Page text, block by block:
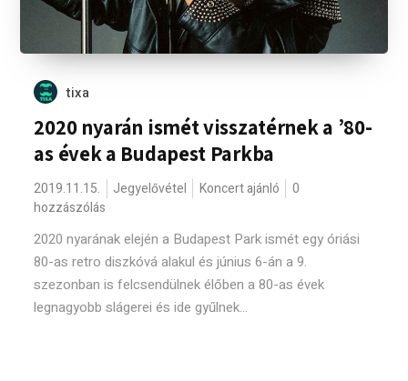
tixa
2020 nyarán ismét visszatérnek a ’80-
as évek a Budapest Parkba
2019.11.15. Jegyelővétel Koncert ajánló
0
hozzászólás
2020 nyarának elején a Budapest Park ismét egy óriási
80-as retro diszkóvá alakul és június 6-án a 9.
szezonban is felcsendülnek élőben a 80-as évek
legnagyobb slágerei és ide gyűlnek...